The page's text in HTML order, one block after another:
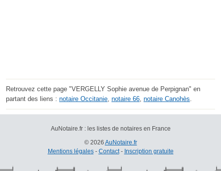
Retrouvez cette page "VERGELLY Sophie avenue de Perpignan" en
partant des liens : notaire Occitanie, notaire 66, notaire Canohès.
AuNotaire.fr : les listes de notaires en France
© 2026 AuNotaire.fr
Mentions légales- Contact- Inscription gratuite